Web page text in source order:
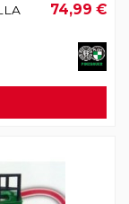
74,99 €